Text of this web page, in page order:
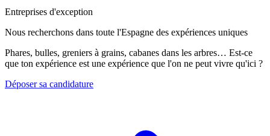
Entreprises d'exception
Nous recherchons dans toute l'Espagne des expériences uniques
Phares, bulles, greniers à grains, cabanes dans les arbres… Est-ce
que ton expérience est une expérience que l'on ne peut vivre qu'ici ?
Déposer sa candidature